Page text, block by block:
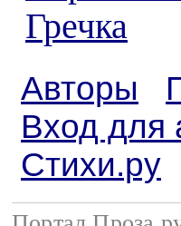
Гречка
Авторы
Вход для
Стихи.ру